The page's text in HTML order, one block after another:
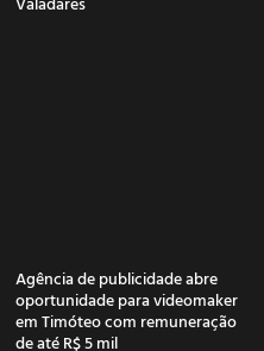
Agência de publicidade abre
oportunidade para videomaker
em Timóteo com remuneração
de até R$ 5 mil